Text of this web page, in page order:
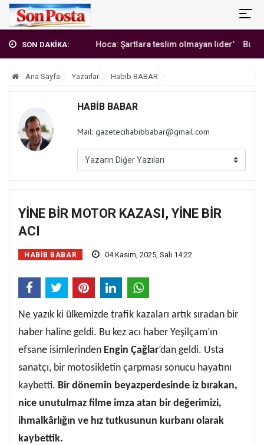
SON DAKİKA:'Erbakan Hoca: Şartlara teslim olmayan lider' Burak
Ana Sayfa Yazarlar Habib BABAR
HABIB BABAR
Mail: gazetecihabibbabar@gmail.com
YİNE BİR MOTOR KAZASI, YİNE BİR
ACI
HABIB BABAR 04 Kasım, 2025, Salı 14:22
Ne yazık ki ülkemizde trafik kazaları artık sıradan bir
haber haline geldi. Bu kez acı haber Yeşilçam’ın
efsane isimlerinden Engin Çağlar’dan geldi. Usta
sanatçı, bir motosikletin çarpması sonucu hayatını
kaybetti. Bir dönemin beyazperdesinde iz bırakan,
nice unutulmaz filme imza atan bir değerimizi,
ihmalkârlığın ve hız tutkusunun kurbanı olarak
kaybettik.